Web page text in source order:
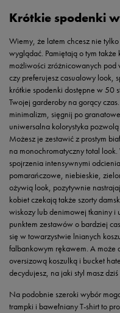
Krótkie spodenki
Wiemy, że latem chcesz nie
wyglądać. Pamiętają o tym
możliwości zróżnicowanych
czy preferujesz casualowy look,
krótkie spodenki dostępne w 50
Twojej garderoby na gorący
minimalizm, sięgnij po
uniwersalna kolorystyka
Możesz je zestawić z prostym
na monochromatyczny total
spojrzenia intensywnymi
pomarańczowe, niebieskie,
ożywią look, pozytywnie
kobiet czekają także szorty
wiskozy lub denimowej tkaniny i
punktem zestawów o bardziej
się w towarzystwie lnianych
falbankowym rękawem. A może
oversizową koszulką i bucket
decydujesz, na jaki styl masz
Na podobnie szeroki wybór
trampki i bawełniany T-shirt to